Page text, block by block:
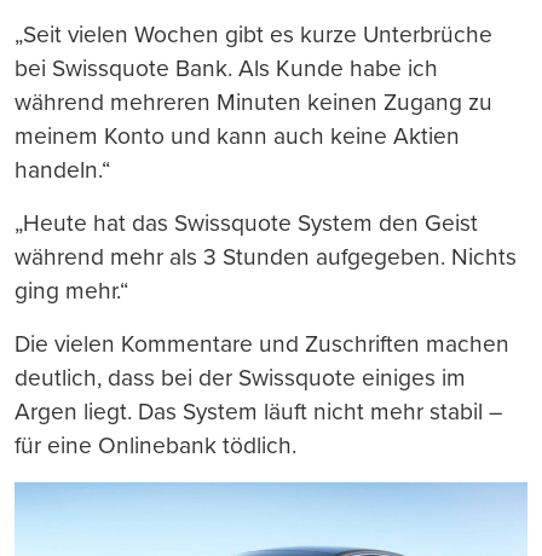
„Seit vielen Wochen gibt es kurze Unterbrüche
bei Swissquote Bank. Als Kunde habe ich
während mehreren Minuten keinen Zugang zu
meinem Konto und kann auch keine Aktien
handeln.“
„Heute hat das Swissquote System den Geist
während mehr als 3 Stunden aufgegeben. Nichts
ging mehr.“
Die vielen Kommentare und Zuschriften machen
deutlich, dass bei der Swissquote einiges im
Argen liegt. Das System läuft nicht mehr stabil –
für eine Onlinebank tödlich.